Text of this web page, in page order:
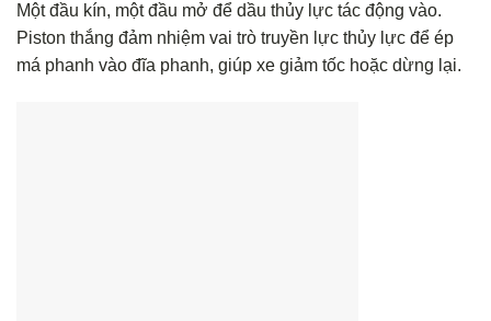
Một đầu kín, một đầu mở để dầu thủy lực tác động vào.
Piston thắng đảm nhiệm vai trò truyền lực thủy lực để ép
má phanh vào đĩa phanh, giúp xe giảm tốc hoặc dừng lại.